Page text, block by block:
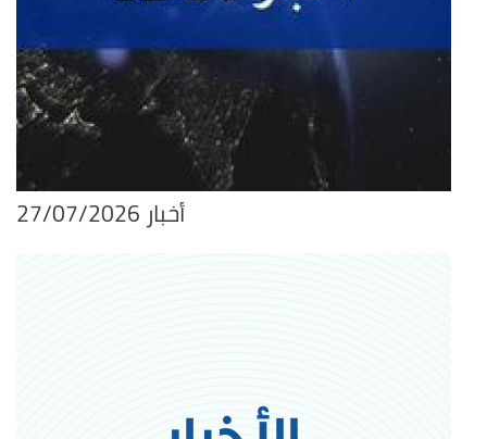
أخبار 27/07/2026